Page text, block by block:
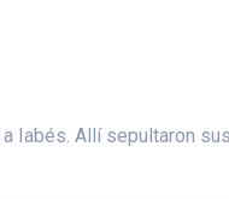
Iabés. Allí sepultaron